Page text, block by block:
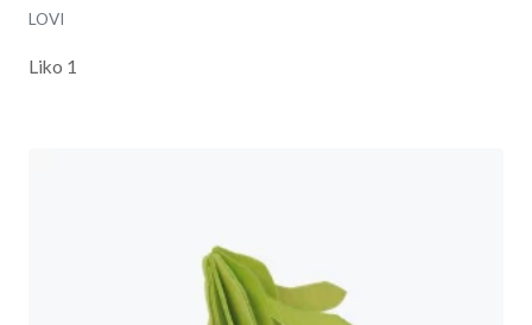
LOVI
Liko 1